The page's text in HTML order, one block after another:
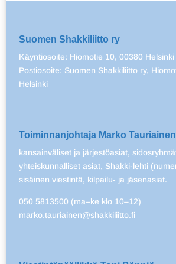
Suomen Shakkiliitto ry
Käyntiosoite: Hiomotie 10, 00380 Helsinki
Postiosoite: Suomen Shakkiliitto ry,
Helsinki
Toiminnanjohtaja Marko Tauriainen
kansainväliset ja järjestöasiat,
yhteiskunnalliset asiat, Shakki-lehti
sisäinen viestintä, kilpailu- ja jäsenasiat.
050 5813500 (ma–ke klo 10–12)
marko.tauriainen@shakkiliitto.fi